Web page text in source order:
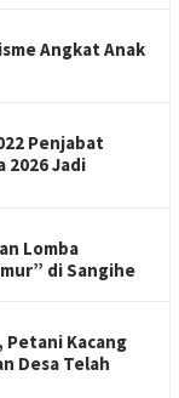
Angkat Anak
Penjabat
Jadi
Lomba
di Sangihe
Petani Kacang
Desa Telah